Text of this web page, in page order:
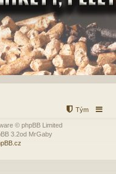
Tým
© phpBB Limited
3.2od MrGaby